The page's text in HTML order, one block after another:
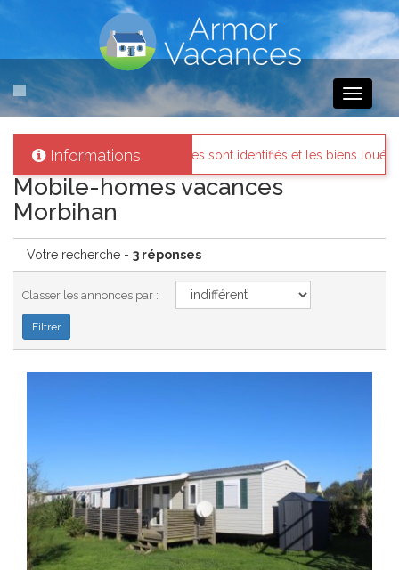
Toggle
Informations
les propriétaires sont identifiés et les biens loués existent
Mobile-homes vacances
Morbihan
Votre recherche - 3 réponses
Classer les annonces par :